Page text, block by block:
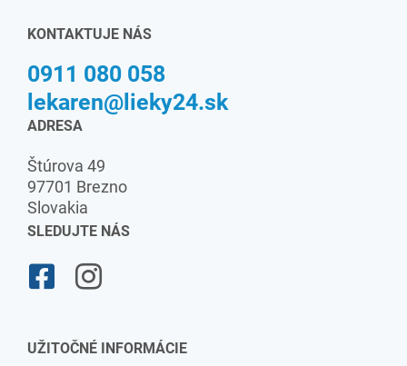
KONTAKTUJE NÁS
0911 080 058
lekaren@lieky24.sk
ADRESA
Štúrova 49
97701 Brezno
Slovakia
SLEDUJTE NÁS
UŽITOČNÉ INFORMÁCIE